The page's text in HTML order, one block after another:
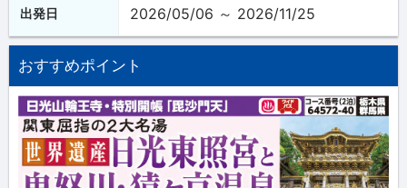
出発日 2026/05/06 ～ 2026/11/25
おすすめポイント